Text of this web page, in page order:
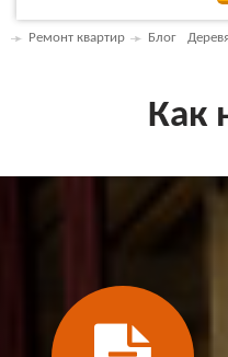
Ремонт квартир Блог
Как